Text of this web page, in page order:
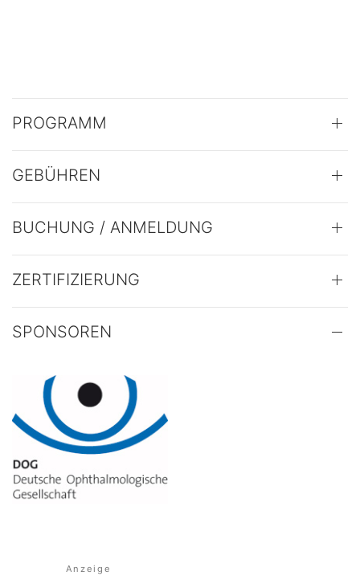
PROGRAMM
GEBÜHREN
BUCHUNG / ANMELDUNG
ZERTIFIZIERUNG
SPONSOREN